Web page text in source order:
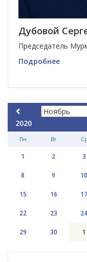
Дубовой
Председатель
Подробнее
2020
Пн Вт Ср
1 2 3
8 9 10
15 16 17
22 23 24
29 30 1